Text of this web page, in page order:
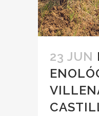
23 JUN